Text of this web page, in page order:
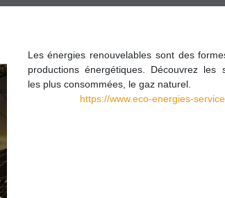
Les énergies renouvelables sont des
productions énergétiques. Découvrez les
les plus consommées, le gaz naturel.
https://www.eco-energies-